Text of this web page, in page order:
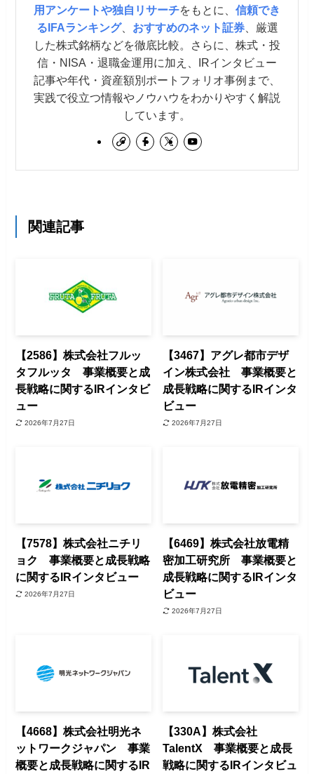
用アンケートや独自リサーチをもとに、 信頼でき
るIFAランキング、 おすすめのネット証券、厳選
した株式銘柄などを徹底比較。さらに、株式・投
信・NISA・退職金運用に加え、IRインタビュー
記事や年代・資産額別ポートフォリオ事例まで、
実践で役立つ情報やノウハウをわかりやすく解説
しています。
関連記事
【2586】株式会社フルッ
タフルッタ 事業概要と成
長戦略に関するIRインタビ
ュー
2026年7月27日
【3467】アグレ都市デザ
イン株式会社 事業概要と
成長戦略に関するIRインタ
ビュー
2026年7月27日
【7578】株式会社ニチリ
ョク 事業概要と成長戦略
に関するIRインタビュー
2026年7月27日
【6469】株式会社放電精
密加工研究所 事業概要と
成長戦略に関するIRインタ
ビュー
2026年7月27日
【4668】株式会社明光ネ
ットワークジャパン 事業
概要と成長戦略に関するIR
【330A】株式会社
TalentX 事業概要と成長
戦略に関するIRインタビュ